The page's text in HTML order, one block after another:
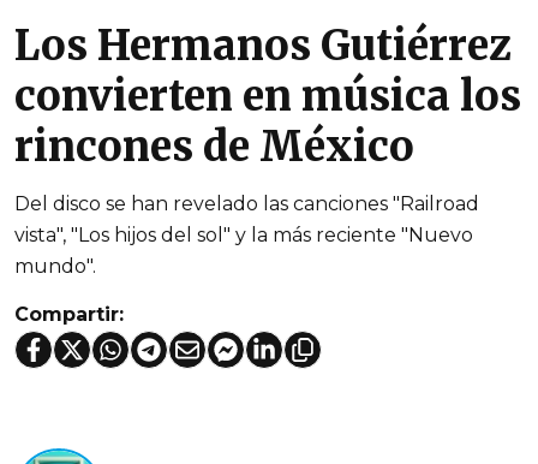
Los Hermanos Gutiérrez
convierten en música los
rincones de México
Del disco se han revelado las canciones "Railroad
vista", "Los hijos del sol" y la más reciente "Nuevo
mundo".
Compartir: